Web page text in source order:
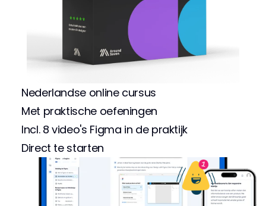
Nederlandse online cursus
Met praktische oefeningen
Incl. 8 video's Figma in de praktijk
Direct te starten